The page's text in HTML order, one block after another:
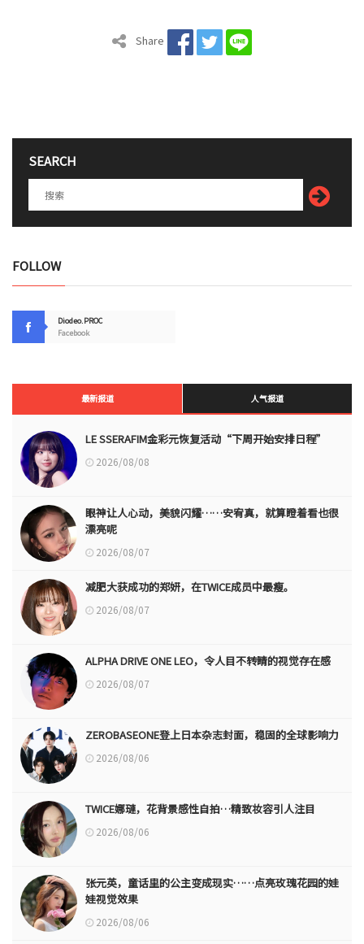
Share
SEARCH
FOLLOW
Diodeo.PROC
Facebook
最新报道 人气报道
LE SSERAFIM金彩元恢复活动“下周开始安排日程”
2026/08/08
眼神让人心动，美貌闪耀……安宥真，就算瞪着看也很
漂亮呢
2026/08/07
减肥大获成功的郑妍，在TWICE成员中最瘦。
2026/08/07
ALPHA DRIVE ONE LEO，令人目不转睛的视觉存在感
2026/08/07
ZEROBASEONE登上日本杂志封面，稳固的全球影响力
2026/08/06
TWICE娜璉，花背景感性自拍…精致妆容引人注目
2026/08/06
张元英，童话里的公主变成现实……点亮玫瑰花园的娃
娃视觉效果
2026/08/06